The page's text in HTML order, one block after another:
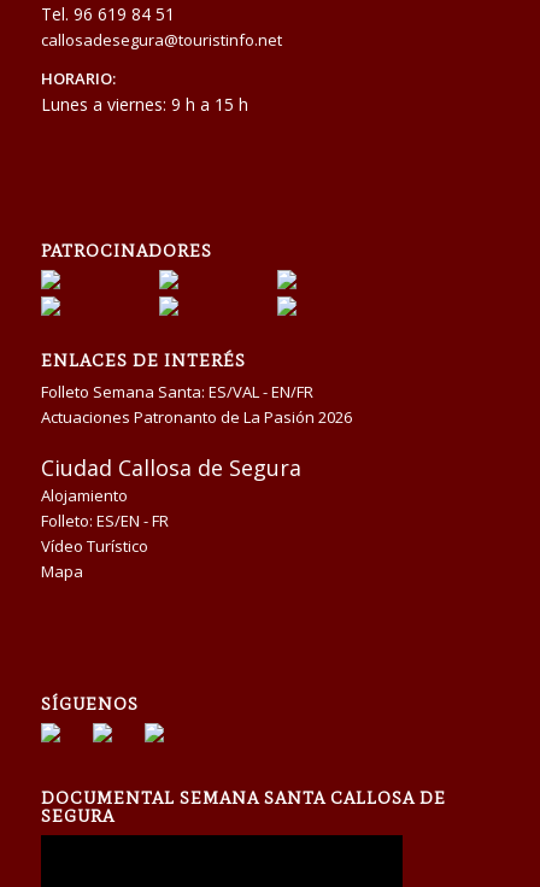
Tel. 96 619 84 51
callosadesegura@touristinfo.net
HORARIO:
Lunes a viernes: 9 h a 15 h
PATROCINADORES
ENLACES DE INTERÉS
Folleto Semana Santa: ES/VAL-EN/FR
Actuaciones Patronanto de La Pasión 2026
Ciudad Callosa de Segura
Alojamiento
Folleto: ES/EN -FR
Vídeo Turístico
Mapa
SÍGUENOS
DOCUMENTAL SEMANA SANTA CALLOSA DE
SEGURA